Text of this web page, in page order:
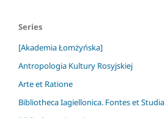
Series
[Akademia Łomżyńska]
Antropologia Kultury Rosyjskiej
Arte et Ratione
Bibliotheca Iagiellonica. Fontes et Studia